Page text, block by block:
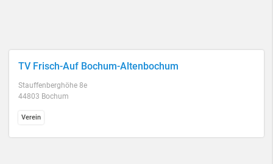
TV Frisch-Auf Bochum-Altenbochum
Stauffenberghöhe 8e
44803 Bochum
Verein